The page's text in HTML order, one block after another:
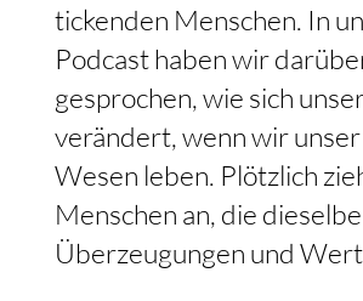
tickenden Menschen. In
Podcast haben wir
gesprochen, wie sich
verändert, wenn wir
Wesen leben. Plötzlich
Menschen an, die
Überzeugungen und